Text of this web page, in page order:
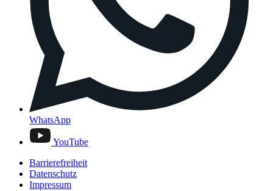
WhatsApp
YouTube
Barrierefreiheit
Datenschutz
Impressum